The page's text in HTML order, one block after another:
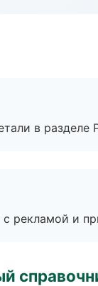
в разделе
рекламой и